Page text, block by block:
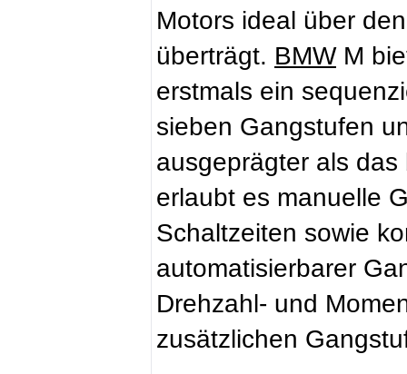
Motors ideal über
überträgt. BMWM
erstmals ein
sieben Gangstufen
ausgeprägter als
erlaubt es manuelle
Schaltzeiten sowie
automatisierbarer
Drehzahl- und
zusätzlichen